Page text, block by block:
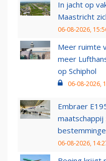
In jacht op
Maastricht
06-08-2026,
Meer ruimte
meer
op Schiphol
06-08-2026,
Embraer
06-08-2026,